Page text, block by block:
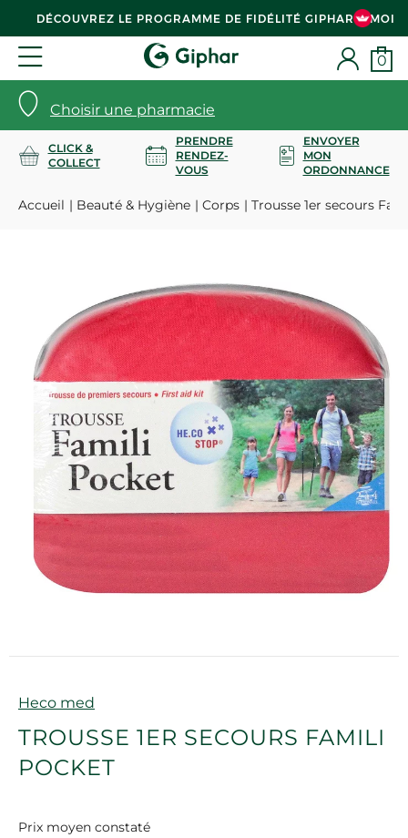
DÉCOUVREZ LE PROGRAMME DE FIDÉLITÉ GIPHAR & MOI
Choisir une pharmacie
0
CLICK &
COLLECT
PRENDRE
RENDEZ-
VOUS
ENVOYER
MON
ORDONNANCE
Accueil Beauté & Hygiène Corps Trousse 1er secours
Marque
Heco med
TROUSSE 1ER SECOURS FAMILI
POCKET
Prix moyen constaté